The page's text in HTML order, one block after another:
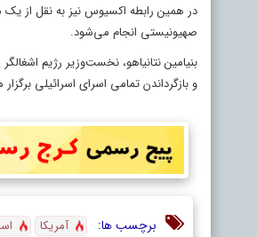
صهیونیستی انجام می‌شود.
بنیامین نتانیاهو، نخست‌وزیر رژیم
و بازگرداندن تمامی اسرای اسرائیلی
برچسب ها: آمریکا